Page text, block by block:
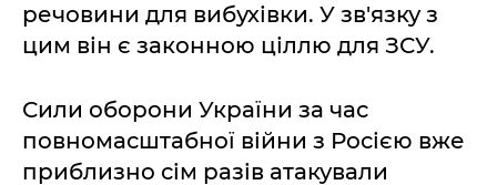
речовини для вибухівки. У зв'язку з
цим він є законною ціллю для ЗСУ.
Сили оборони України за час
повномасштабної війни з Росією вже
приблизно сім разів атакували